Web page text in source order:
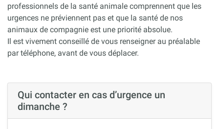
professionnels de la santé animale comprennent que les
urgences ne préviennent pas et que la santé de nos
animaux de compagnie est une priorité absolue.
Il est vivement conseillé de vous renseigner au préalable
par téléphone, avant de vous déplacer.
Qui contacter en cas d’urgence un
dimanche ?